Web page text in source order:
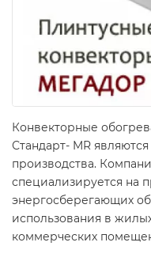
Конвекторные
Стандарт- MR
производства.
специализируется на
энергосберегающих
использования в
коммерческих